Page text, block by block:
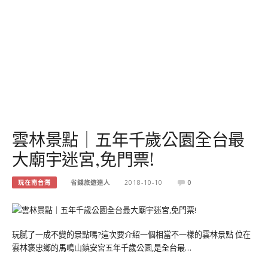
雲林景點｜五年千歲公園全台最
大廟宇迷宮,免門票!
玩在南台灣 省錢旅遊達人 2018-10-10 0
玩膩了一成不變的景點嗎?這次要介紹一個相當不一樣的雲林景點 位在
雲林褒忠鄉的馬鳴山鎮安宮五年千歲公園,是全台最…